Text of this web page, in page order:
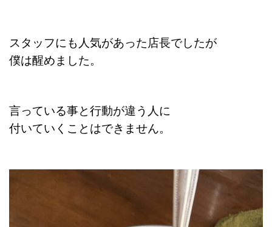
スタッフにも人気があった店長でしたが
僕は醒めました。
言っている事と行動が違う人に
付いていくことはできません。